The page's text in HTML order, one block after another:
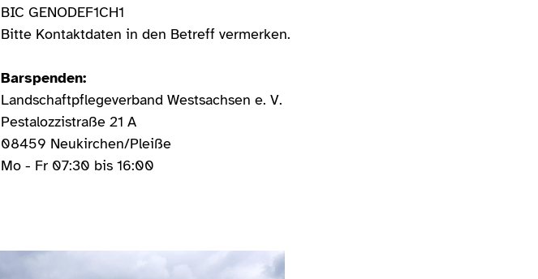
BIC GENODEF1CH1
Bitte Kontaktdaten in den Betreff vermerken.
Barspenden:
Landschaftpflegeverband Westsachsen e. V.
Pestalozzistraße 21 A
08459 Neukirchen/Pleiße
Mo - Fr 07:30 bis 16:00